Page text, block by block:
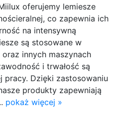
oferujemy lemiesze
co zapewnia ich
na intensywną
są stosowane w
innych maszynach
i trwałość są
pracy. Dzięki zastosowaniu
produkty zapewniają
pokaż więcej »